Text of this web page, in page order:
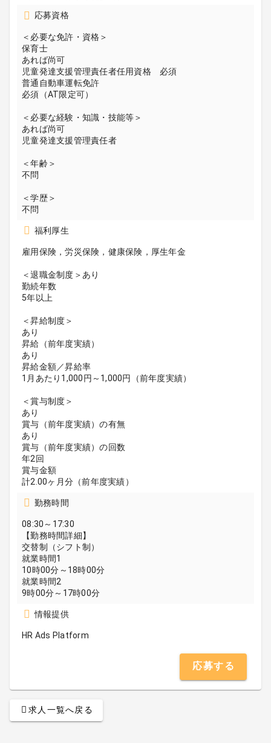
応募資格
＜必要な免許・資格＞
保育士
あれば尚可
児童発達支援管理責任者任用資格 必須
普通自動車運転免許
必須（AT限定可）
＜必要な経験・知識・技能等＞
あれば尚可
児童発達支援管理責任者
＜年齢＞
不問
＜学歴＞
不問
福利厚生
雇用保険，労災保険，健康保険，厚生年金
＜退職金制度＞あり
勤続年数
5年以上
＜昇給制度＞
あり
昇給（前年度実績）
あり
昇給金額／昇給率
1月あたり1,000円～1,000円（前年度実績）
＜賞与制度＞
あり
賞与（前年度実績）の有無
あり
賞与（前年度実績）の回数
年2回
賞与金額
計2.00ヶ月分（前年度実績）
勤務時間
08:30～17:30
【勤務時間詳細】
交替制（シフト制）
就業時間1
10時00分～18時00分
就業時間2
9時00分～17時00分
情報提供
HR Ads Platform
応募する
求人一覧へ戻る